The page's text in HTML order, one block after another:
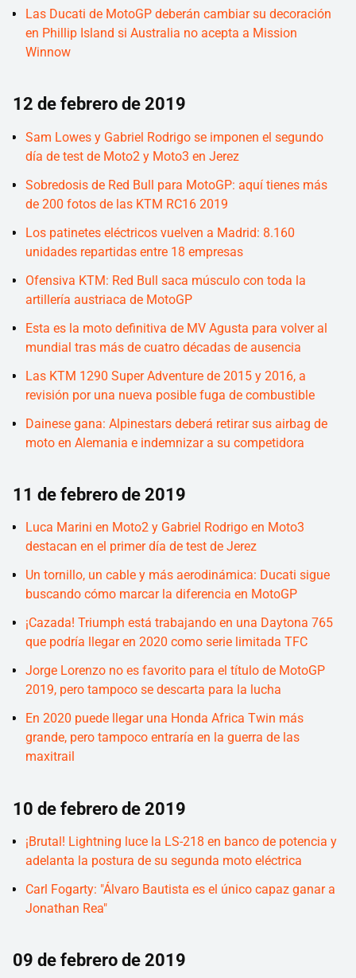
Las Ducati de MotoGP deberán cambiar su decoración
en Phillip Island si Australia no acepta a Mission
Winnow
12 de febrero de 2019
Sam Lowes y Gabriel Rodrigo se imponen el segundo
día de test de Moto2 y Moto3 en Jerez
Sobredosis de Red Bull para MotoGP: aquí tienes más
de 200 fotos de las KTM RC16 2019
Los patinetes eléctricos vuelven a Madrid: 8.160
unidades repartidas entre 18 empresas
Ofensiva KTM: Red Bull saca músculo con toda la
artillería austriaca de MotoGP
Esta es la moto definitiva de MV Agusta para volver al
mundial tras más de cuatro décadas de ausencia
Las KTM 1290 Super Adventure de 2015 y 2016, a
revisión por una nueva posible fuga de combustible
Dainese gana: Alpinestars deberá retirar sus airbag de
moto en Alemania e indemnizar a su competidora
11 de febrero de 2019
Luca Marini en Moto2 y Gabriel Rodrigo en Moto3
destacan en el primer día de test de Jerez
Un tornillo, un cable y más aerodinámica: Ducati sigue
buscando cómo marcar la diferencia en MotoGP
¡Cazada! Triumph está trabajando en una Daytona 765
que podría llegar en 2020 como serie limitada TFC
Jorge Lorenzo no es favorito para el título de MotoGP
2019, pero tampoco se descarta para la lucha
En 2020 puede llegar una Honda Africa Twin más
grande, pero tampoco entraría en la guerra de las
maxitrail
10 de febrero de 2019
¡Brutal! Lightning luce la LS-218 en banco de potencia y
adelanta la postura de su segunda moto eléctrica
Carl Fogarty: "Álvaro Bautista es el único capaz ganar a
Jonathan Rea"
09 de febrero de 2019